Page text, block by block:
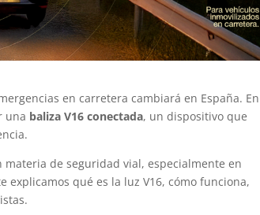
en carretera cambiará en España. En
una baliza V16 conectada, un dispositivo que
de seguridad vial, especialmente en
explicamos qué es la luz V16, cómo funciona,